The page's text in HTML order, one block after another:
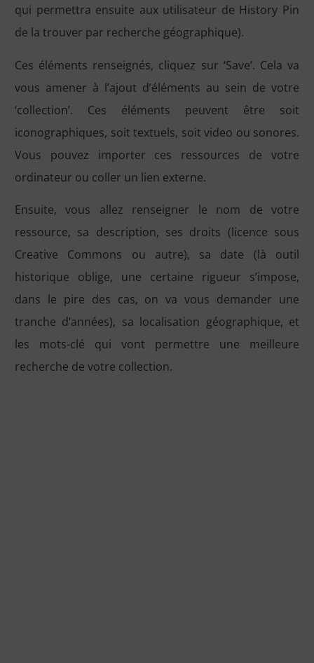
qui permettra ensuite aux utilisateur de History Pin
de la trouver par recherche géographique).
Ces éléments renseignés, cliquez sur ‘Save’. Cela va
vous amener à l’ajout d’éléments au sein de votre
‘collection’. Ces éléments peuvent être soit
iconographiques, soit textuels, soit video ou sonores.
Vous pouvez importer ces ressources de votre
ordinateur ou coller un lien externe.
Ensuite, vous allez renseigner le nom de votre
ressource, sa description, ses droits (licence sous
Creative Commons ou autre), sa date (là outil
historique oblige, une certaine rigueur s’impose,
dans le pire des cas, on va vous demander une
tranche d’années), sa localisation géographique, et
les mots-clé qui vont permettre une meilleure
recherche de votre collection.